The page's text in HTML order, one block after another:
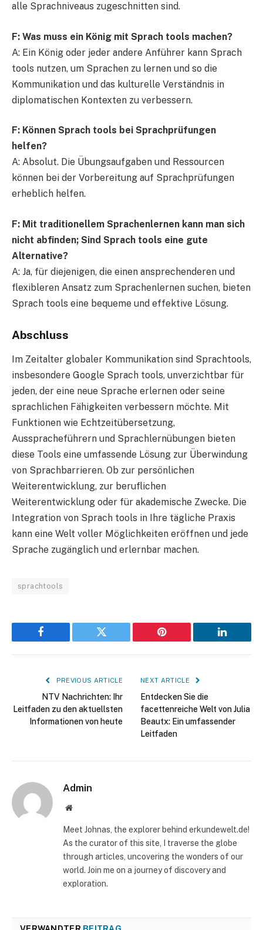
alle Sprachniveaus zugeschnitten sind.
F: Was muss ein König mit Sprach tools machen?
A: Ein König oder jeder andere Anführer kann Sprach
tools nutzen, um Sprachen zu lernen und so die
Kommunikation und das kulturelle Verständnis in
diplomatischen Kontexten zu verbessern.
F: Können Sprach tools bei Sprachprüfungen
helfen?
A: Absolut. Die Übungsaufgaben und Ressourcen
können bei der Vorbereitung auf Sprachprüfungen
erheblich helfen.
F: Mit traditionellem Sprachenlernen kann man sich
nicht abfinden; Sind Sprach tools eine gute
Alternative?
A: Ja, für diejenigen, die einen ansprechenderen und
flexibleren Ansatz zum Sprachenlernen suchen, bieten
Sprach tools eine bequeme und effektive Lösung.
Abschluss
Im Zeitalter globaler Kommunikation sind Sprachtools,
insbesondere Google Sprach tools, unverzichtbar für
jeden, der eine neue Sprache erlernen oder seine
sprachlichen Fähigkeiten verbessern möchte. Mit
Funktionen wie Echtzeitübersetzung,
Ausspracheführern und Sprachlernübungen bieten
diese Tools eine umfassende Lösung zur Überwindung
von Sprachbarrieren. Ob zur persönlichen
Weiterentwicklung, zur beruflichen
Weiterentwicklung oder für akademische Zwecke. Die
Integration von Sprach tools in Ihre tägliche Praxis
kann eine Welt voller Möglichkeiten eröffnen und jede
Sprache zugänglich und erlernbar machen.
sprachtools
Facebook Twitter Pinterest LinkedIn
PREVIOUS ARTICLE
NTV Nachrichten: Ihr
Leitfaden zu den aktuellsten
Informationen von heute
NEXT ARTICLE
Entdecken Sie die
facettenreiche Welt von Julia
Beautx: Ein umfassender
Leitfaden
Admin
Website
Meet Johnas, the explorer behind erkundewelt.de!
As the curator of this site, I traverse the globe
through articles, uncovering the wonders of our
world. Join me on a journey of discovery and
exploration.